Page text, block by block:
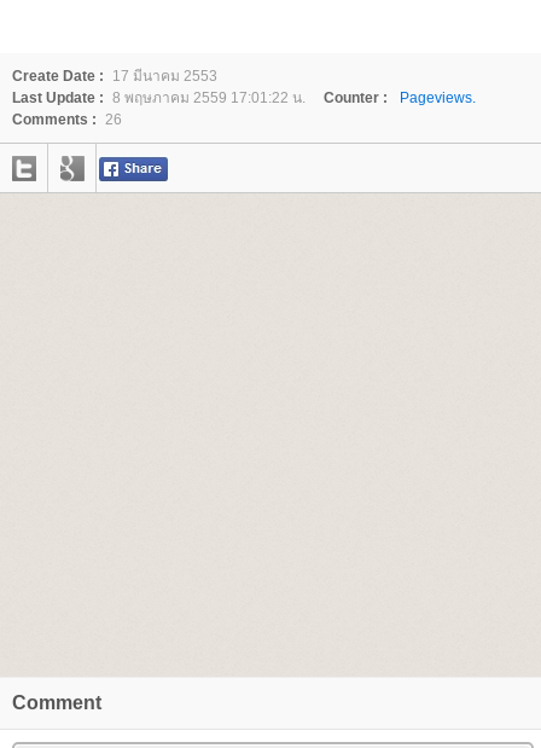
Create Date :
17 มีนาคม 2553
Last Update : 8 พฤษภาคม 2559 17:01:22 น. Counter :
Pageviews.
Comments : 26
Comment